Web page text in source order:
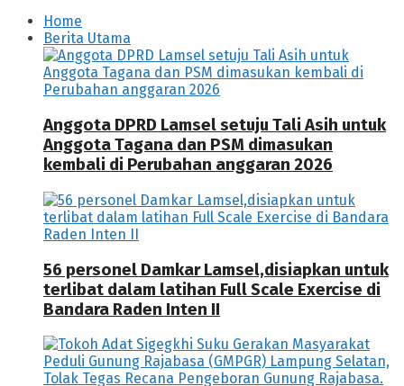
Home
Berita Utama
Anggota DPRD Lamsel setuju Tali Asih untuk
Anggota Tagana dan PSM dimasukan
kembali di Perubahan anggaran 2026
56 personel Damkar Lamsel,disiapkan untuk
terlibat dalam latihan Full Scale Exercise di
Bandara Raden Inten II